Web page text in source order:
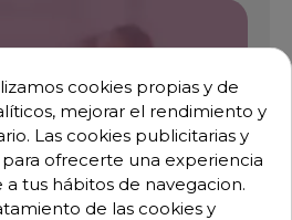
Hablemos
presupuesto
cookies propias y de
mejorar el rendimiento y
Las cookies publicitarias y
ofrecerte una experiencia
tus hábitos de navegacion.
de las cookies y